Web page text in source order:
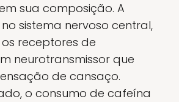
sua composição. A
sistema nervoso central,
receptores de
neurotransmissor que
de cansaço.
o consumo de cafeína